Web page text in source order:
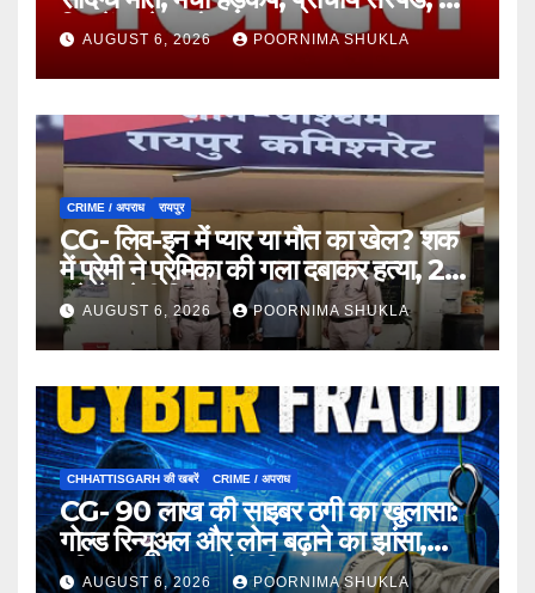
दिन में खुलेगा मौत का राज!…
AUGUST 6, 2026 POORNIMA SHUKLA
CRIME / अपराध रायपुर
CG- लिव-इन में प्यार या मौत का खेल? शक
में प्रेमी ने प्रेमिका की गला दबाकर हत्या, 24
घंटे में प्रेमी गिरफ्तार…
AUGUST 6, 2026 POORNIMA SHUKLA
CHHATTISGARH की खबरें CRIME / अपराध
CG- 90 लाख की साइबर ठगी का खुलासा:
गोल्ड रिन्यूअल और लोन बढ़ाने का झांसा,
महिला समेत 3 आरोपी गिरफ्तार…
AUGUST 6, 2026 POORNIMA SHUKLA